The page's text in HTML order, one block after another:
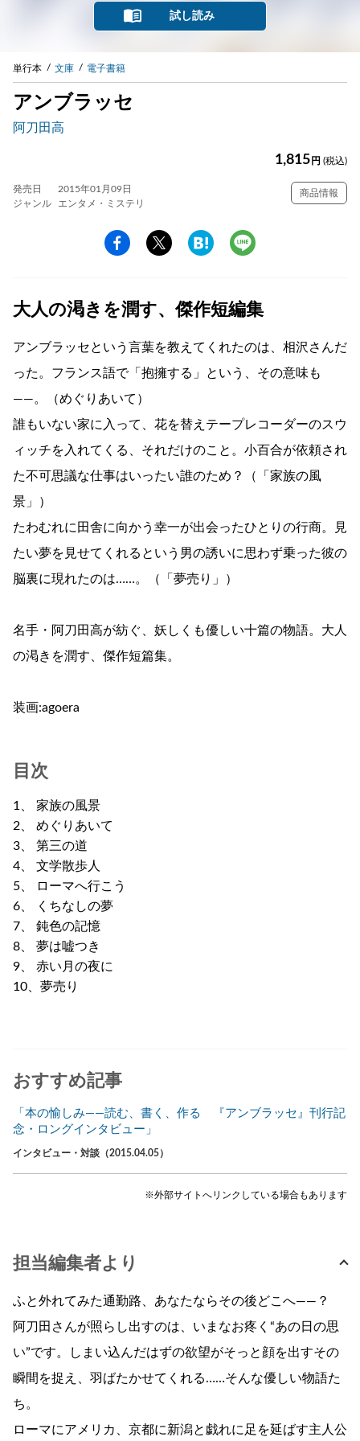
試し読み
単行本 文庫 電子書籍
アンブラッセ
阿刀田高
1,815 円 (税込)
発売日
2015年01月09日
ジャンル
エンタメ・ミステリ
商品情報
大人の渇きを潤す、傑作短編集
アンブラッセという言葉を教えてくれたのは、相沢さんだ
った。フランス語で「抱擁する」という、その意味も
――。（めぐりあいて）
誰もいない家に入って、花を替えテープレコーダーのスウ
ィッチを入れてくる、それだけのこと。小百合が依頼され
た不可思議な仕事はいったい誰のため？（「家族の風
景」）
たわむれに田舎に向かう幸一が出会ったひとりの行商。見
たい夢を見せてくれるという男の誘いに思わず乗った彼の
脳裏に現れたのは……。（「夢売り」）
名手・阿刀田高が紡ぐ、妖しくも優しい十篇の物語。大人
の渇きを潤す、傑作短篇集。
装画:agoera
目次
1、 家族の風景
2、 めぐりあいて
3、 第三の道
4、 文学散歩人
5、 ローマへ行こう
6、 くちなしの夢
7、 鈍色の記憶
8、 夢は嘘つき
9、 赤い月の夜に
10、夢売り
おすすめ記事
「本の愉しみ――読む、書く、作る 『アンブラッセ』刊行記
念・ロングインタビュー」
インタビュー・対談（2015.04.05）
※外部サイトへリンクしている場合もあります
担当編集者より
ふと外れてみた通勤路、あなたならその後どこへ――？
阿刀田さんが照らし出すのは、いまなお疼く“あの日の思
い”です。しまい込んだはずの欲望がそっと顔を出すその
瞬間を捉え、羽ばたかせてくれる……そんな優しい物語た
ち。
ローマにアメリカ、京都に新潟と戯れに足を延ばす主人公